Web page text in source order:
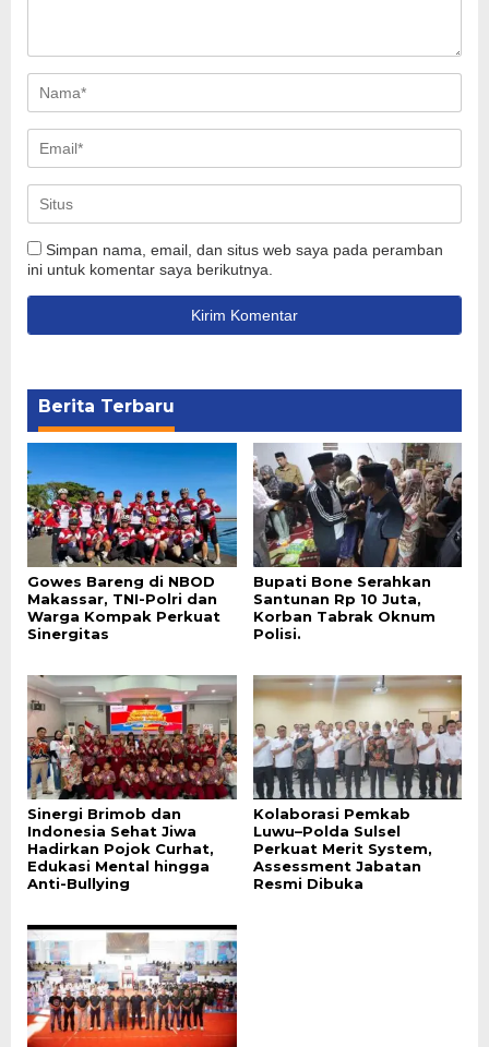
Simpan nama, email, dan situs web saya pada peramban
ini untuk komentar saya berikutnya.
Berita Terbaru
Gowes Bareng di NBOD
Makassar, TNI-Polri dan
Warga Kompak Perkuat
Sinergitas
Bupati Bone Serahkan
Santunan Rp 10 Juta,
Korban Tabrak Oknum
Polisi.
Sinergi Brimob dan
Indonesia Sehat Jiwa
Hadirkan Pojok Curhat,
Edukasi Mental hingga
Anti-Bullying
Kolaborasi Pemkab
Luwu–Polda Sulsel
Perkuat Merit System,
Assessment Jabatan
Resmi Dibuka